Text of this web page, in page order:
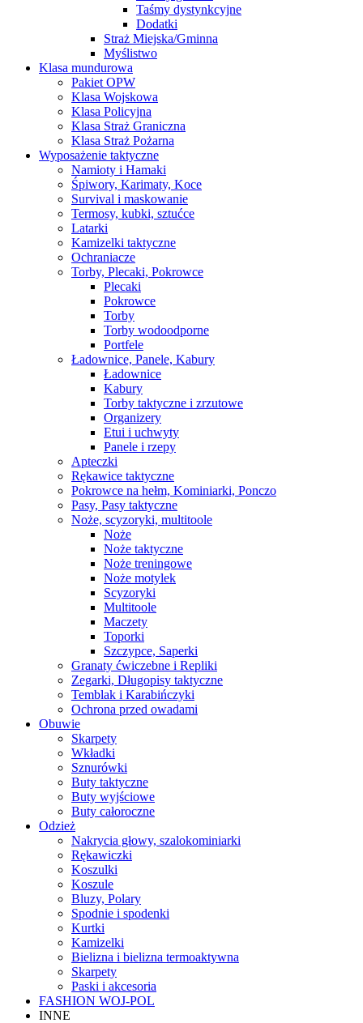
Taśmy dystynkcyjne
Dodatki
Straż Miejska/Gminna
Myślistwo
Klasa mundurowa
Pakiet OPW
Klasa Wojskowa
Klasa Policyjna
Klasa Straż Graniczna
Klasa Straż Pożarna
Wyposażenie taktyczne
Namioty i Hamaki
Śpiwory, Karimaty, Koce
Survival i maskowanie
Termosy, kubki, sztućce
Latarki
Kamizelki taktyczne
Ochraniacze
Torby, Plecaki, Pokrowce
Plecaki
Pokrowce
Torby
Torby wodoodporne
Portfele
Ładownice, Panele, Kabury
Ładownice
Kabury
Torby taktyczne i zrzutowe
Organizery
Etui i uchwyty
Panele i rzepy
Apteczki
Rękawice taktyczne
Pokrowce na hełm, Kominiarki, Ponczo
Pasy, Pasy taktyczne
Noże, scyzoryki, multitoole
Noże
Noże taktyczne
Noże treningowe
Noże motylek
Scyzoryki
Multitoole
Maczety
Toporki
Szczypce, Saperki
Granaty ćwiczebne i Repliki
Zegarki, Długopisy taktyczne
Temblak i Karabińczyki
Ochrona przed owadami
Obuwie
Skarpety
Wkładki
Sznurówki
Buty taktyczne
Buty wyjściowe
Buty całoroczne
Odzież
Nakrycia głowy, szalokominiarki
Rękawiczki
Koszulki
Koszule
Bluzy, Polary
Spodnie i spodenki
Kurtki
Kamizelki
Bielizna i bielizna termoaktywna
Skarpety
Paski i akcesoria
FASHION WOJ-POL
INNE